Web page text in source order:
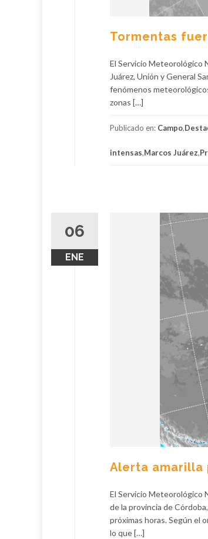
Tormentas
El Servicio Meteorológico
Juárez, Unión y General
fenómenos
zonas […]
Publicado en: Campo,
intensas,Marcos Juárez,
06
ENE
Alerta amarilla
El Servicio Meteorológico
de la provincia de
próximas horas. Según el
lo que […]